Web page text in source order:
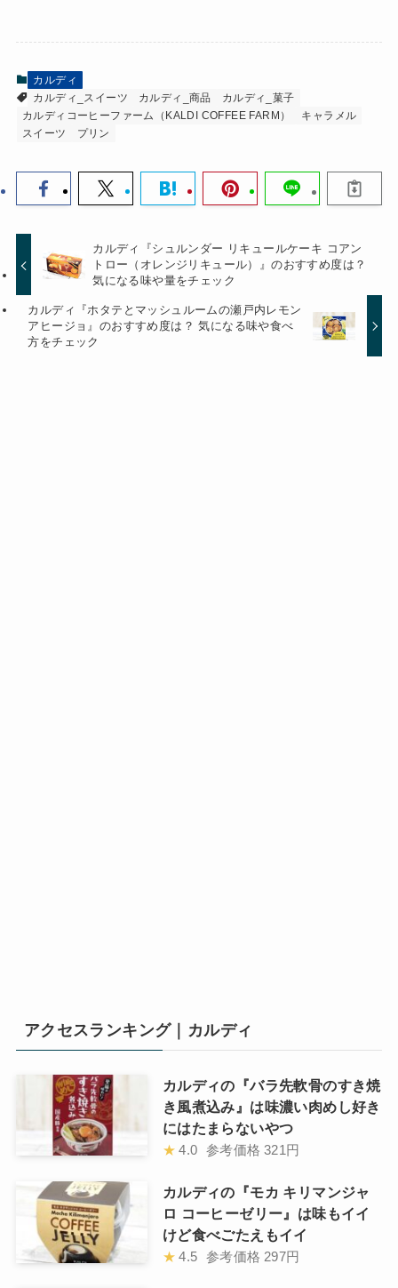
カルディ
カルディ_スイーツ
カルディ_商品
カルディ_菓子
カルディコーヒーファーム（KALDI COFFEE FARM）
キャラメル
スイーツ
プリン
カルディ『シュルンダー リキュールケーキ コアン
トロー（オレンジリキュール）』のおすすめ度は？
気になる味や量をチェック
カルディ『ホタテとマッシュルームの瀬戸内レモン
アヒージョ』のおすすめ度は？ 気になる味や食べ
方をチェック
アクセスランキング｜カルディ
カルディの『バラ先軟骨のすき焼
き風煮込み』は味濃い肉めし好き
にはたまらないやつ
★ 4.0 参考価格 321円
カルディの『モカ キリマンジャ
ロ コーヒーゼリー』は味もイイ
けど食べごたえもイイ
★ 4.5 参考価格 297円